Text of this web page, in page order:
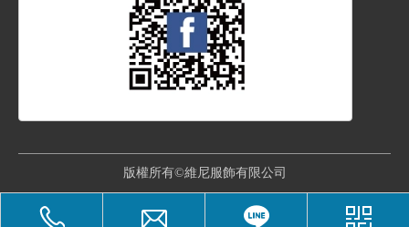
版權所有©維尼服飾有限公司